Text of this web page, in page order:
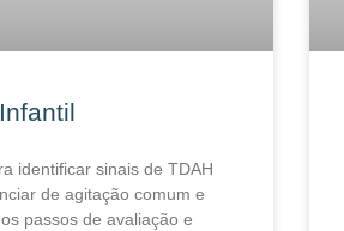
identificar sinais de TDAH
de agitação comum e
passos de avaliação e